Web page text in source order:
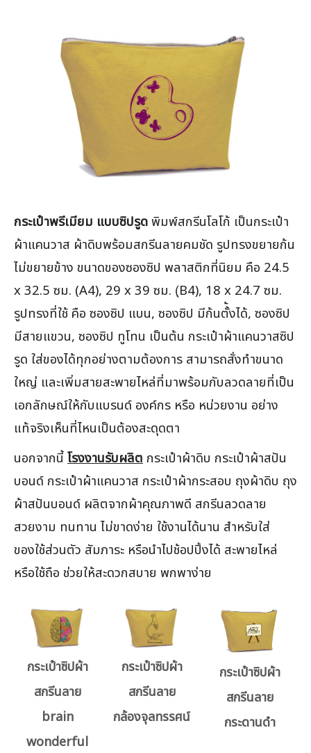
กระเป๋าพรีเมียม แบบซิปรูดพิมพ์สกรีนโลโก้ เป็นกระเป๋า
ผ้าแคนวาส ผ้าดิบพร้อมสกรีนลายคมชัด รูปทรงขยายก้น
ไม่ขยายข้าง ขนาดของซองซิป พลาสติกที่นิยม คือ 24.5
x 32.5 ซม. (A4), 29 x 39 ซม. (ฺB4), 18 x 24.7 ซม.
รูปทรงที่ใช้ คือ ซองซิป แบน, ซองซิป มีก้นตั้้งได้, ซองซิป
มีสายแขวน, ซองซิป ทูโทน เป็นต้น กระเป๋าผ้าแคนวาสซิป
รูด ใส่ของได้ทุกอย่างตามต้องการ สามารถสั่งทำขนาด
ใหญ่ และเพิ่มสายสะพายไหล่ที่มาพร้อมกับลวดลายที่เป็น
เอกลักษณ์ให้กับแบรนด์ องค์กร หรือ หน่วยงาน อย่าง
แท้จริงเห็นที่ไหนเป็นต้องสะดุดตา
นอกจากนี้โรงงานรับผลิต กระเป๋าผ้าดิบ กระเป๋าผ้าสปัน
บอนด์ กระเป๋าผ้าแคนวาส กระเป๋าผ้ากระสอบ ถุงผ้าดิบ ถุง
ผ้าสปันบอนด์ ผลิตจากผ้าคุณภาพดี สกรีนลวดลาย
สวยงาม ทนทาน ไม่ขาดง่าย ใช้งานได้นาน สำหรับใส่
ของใช้ส่วนตัว สัมภาระ หรือนำไปช้อปปิ้งได้ สะพายไหล่
หรือใช้ถือ ช่วยให้สะดวกสบาย พกพาง่าย
กระเป๋าซิปผ้า
สกรีนลาย
brain
wonderful
กระเป๋าซิปผ้า
สกรีนลาย
กล้องจุลทรรศน์
กระเป๋าซิปผ้า
สกรีนลาย
กระดานดำ